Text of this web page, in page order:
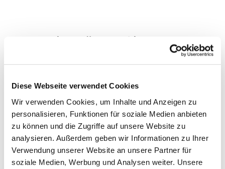
Diese Webseite verwendet Cookies
Wir verwenden Cookies, um Inhalte und Anzeigen zu
personalisieren, Funktionen für soziale Medien anbieten
zu können und die Zugriffe auf unsere Website zu
analysieren. Außerdem geben wir Informationen zu Ihrer
Verwendung unserer Website an unsere Partner für
soziale Medien, Werbung und Analysen weiter. Unsere
Dies könnte Sie auch